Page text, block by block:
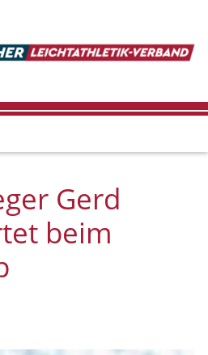
Gerd
beim